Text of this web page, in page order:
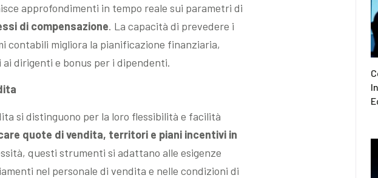
approfondimenti in tempo reale sui parametri di
di compensazione. La capacità di prevedere i
contabili migliora la pianificazione finanziaria,
dirigenti e bonus per i dipendenti.
si distinguono per la loro flessibilità e facilità
quote di vendita, territori e piani incentivi in
questi strumenti si adattano alle esigenze
nel personale di vendita e nelle condizioni di